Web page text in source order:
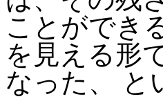
ことができ
を見える形
なった、 と